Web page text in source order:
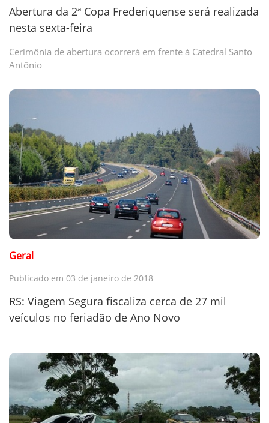
Abertura da 2ª Copa Frederiquense será realizada
nesta sexta-feira
Cerimônia de abertura ocorrerá em frente à Catedral Santo
Antônio
Geral
Publicado em 03 de janeiro de 2018
RS: Viagem Segura fiscaliza cerca de 27 mil
veículos no feriadão de Ano Novo